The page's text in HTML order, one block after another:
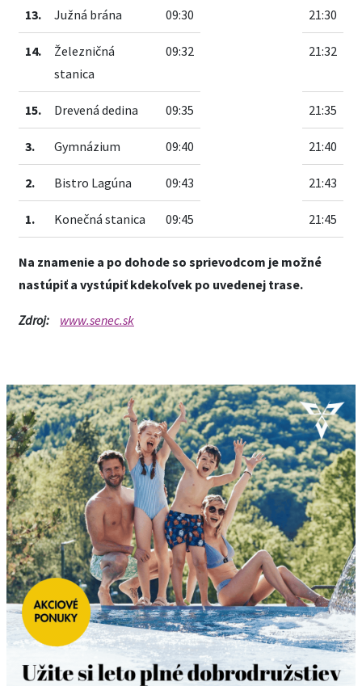
13. Južná brána 09:30 21:30
14.
Železničná
stanica
09:32 21:32
15. Drevená dedina 09:35 21:35
3. Gymnázium 09:40 21:40
2. Bistro Lagúna 09:43 21:43
1. Konečná stanica 09:45 21:45
Na znamenie a po dohode so sprievodcom je možné
nastúpiť a vystúpiť kdekoľvek po uvedenej trase.
Zdroj: www.senec.sk